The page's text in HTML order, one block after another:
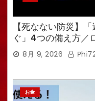
【死なない防災】
ぐ」4つの備え方／
強備蓄食は「羊羹」
も無意味
8月 9, 2026
お金